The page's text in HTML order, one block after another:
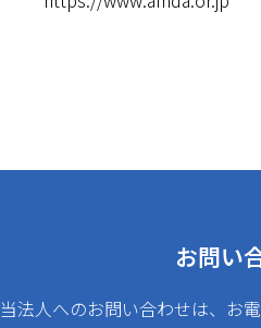
お問い
当法人へのお問い合わせは、お